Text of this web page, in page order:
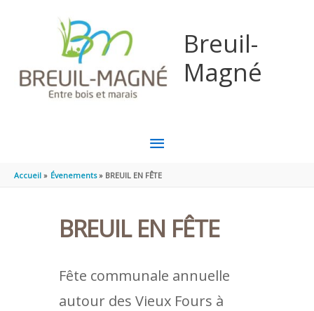
Breuil-
Magné
MENU
PRINCIPAL
Accueil Évenements BREUIL EN FÊTE
BREUIL EN FÊTE
Fête communale annuelle
autour des Vieux Fours à